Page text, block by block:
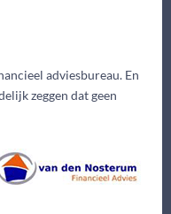
adviesbureau. En
zeggen dat geen